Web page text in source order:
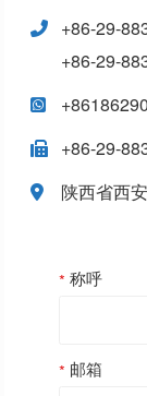
+86-29-
+86-29-
+86-29-
陕西省西
称呼
邮箱